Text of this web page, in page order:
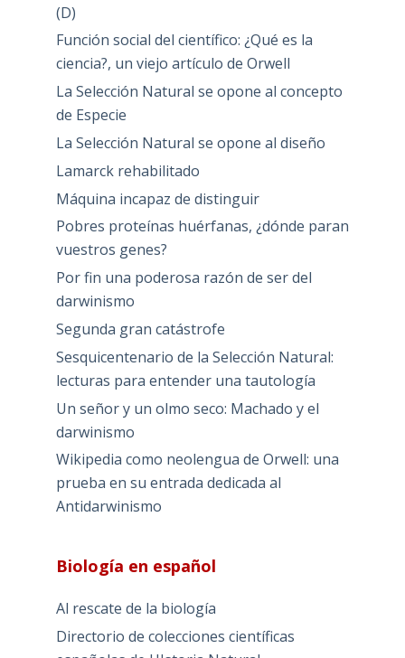
(D)
Función social del científico: ¿Qué es la
ciencia?, un viejo artículo de Orwell
La Selección Natural se opone al concepto
de Especie
La Selección Natural se opone al diseño
Lamarck rehabilitado
Máquina incapaz de distinguir
Pobres proteínas huérfanas, ¿dónde paran
vuestros genes?
Por fin una poderosa razón de ser del
darwinismo
Segunda gran catástrofe
Sesquicentenario de la Selección Natural:
lecturas para entender una tautología
Un señor y un olmo seco: Machado y el
darwinismo
Wikipedia como neolengua de Orwell: una
prueba en su entrada dedicada al
Antidarwinismo
Biología en español
Al rescate de la biología
Directorio de colecciones científicas